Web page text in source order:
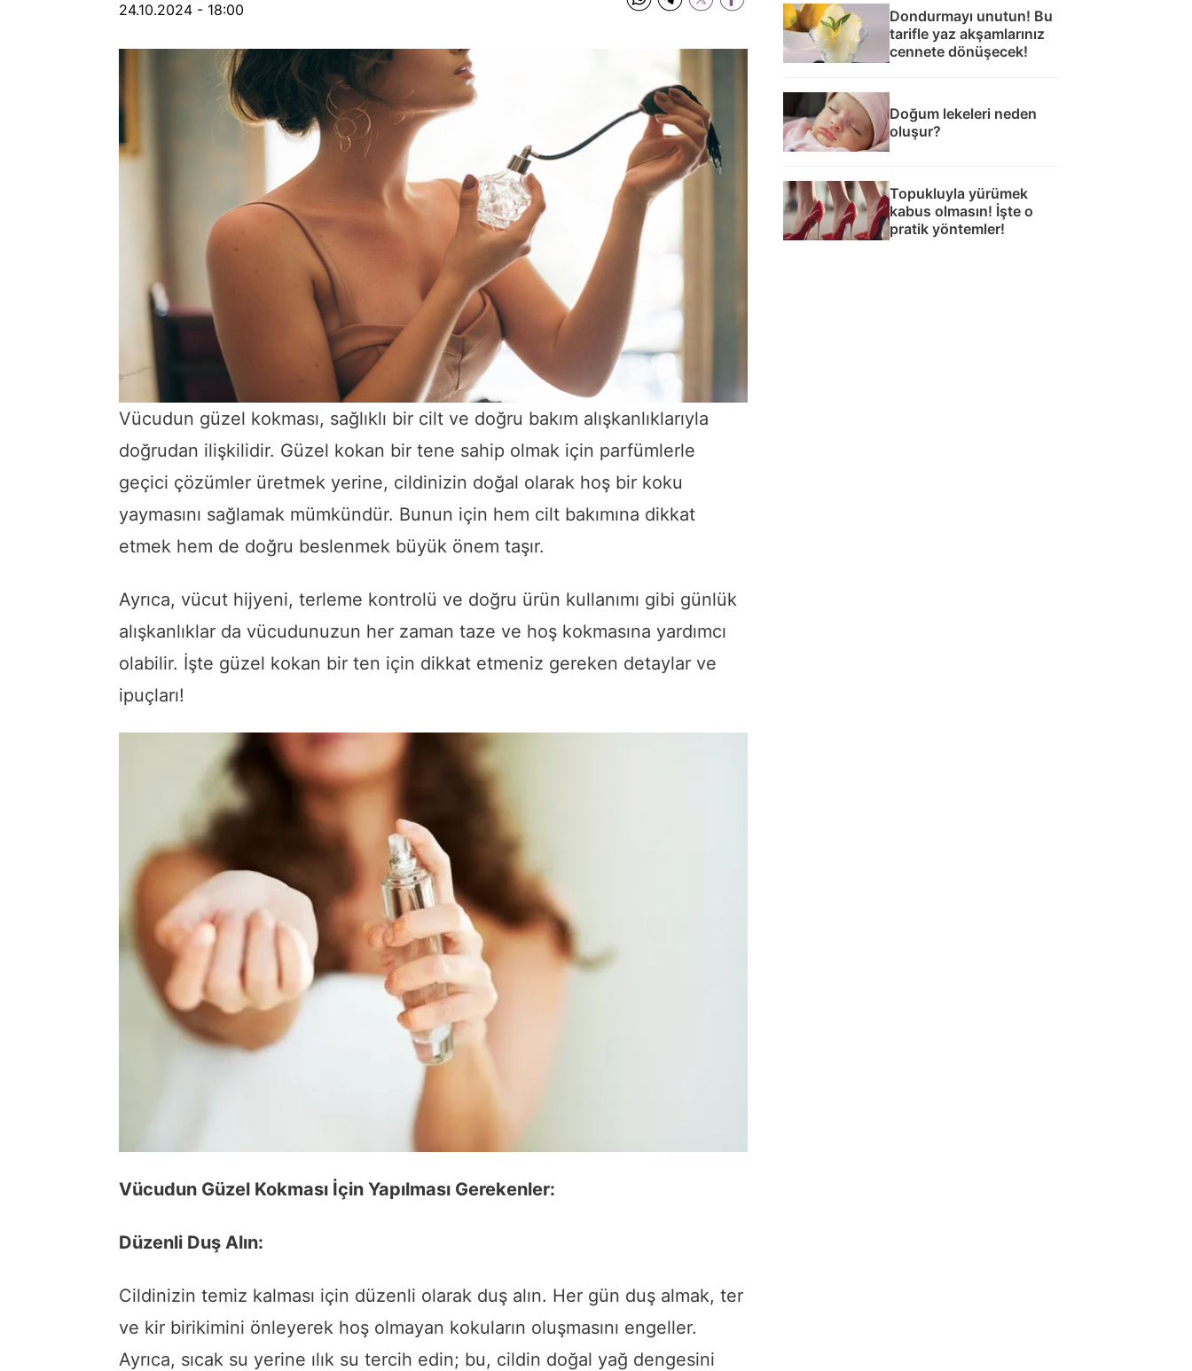
24.10.2024 - 18:00
Vücudun güzel kokması, sağlıklı bir cilt ve doğru bakım alışkanlıklarıyla
doğrudan ilişkilidir. Güzel kokan bir tene sahip olmak için parfümlerle
geçici çözümler üretmek yerine, cildinizin doğal olarak hoş bir koku
yaymasını sağlamak mümkündür. Bunun için hem cilt bakımına dikkat
etmek hem de doğru beslenmek büyük önem taşır.
Ayrıca, vücut hijyeni, terleme kontrolü ve doğru ürün kullanımı gibi günlük
alışkanlıklar da vücudunuzun her zaman taze ve hoş kokmasına yardımcı
olabilir. İşte güzel kokan bir ten için dikkat etmeniz gereken detaylar ve
ipuçları!
Vücudun Güzel Kokması İçin Yapılması Gerekenler:
Düzenli Duş Alın:
Cildinizin temiz kalması için düzenli olarak duş alın. Her gün duş almak, ter
ve kir birikimini önleyerek hoş olmayan kokuların oluşmasını engeller.
Ayrıca, sıcak su yerine ılık su tercih edin; bu, cildin doğal yağ dengesini
Dondurmayı unutun! Bu
tarifle yaz akşamlarınız
cennete dönüşecek!
Doğum lekeleri neden
oluşur?
Topukluyla yürümek
kabus olmasın! İşte o
pratik yöntemler!